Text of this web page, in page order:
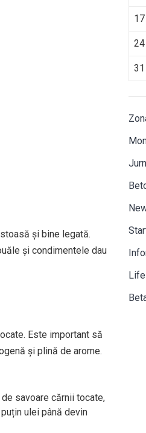
și bine legată.
și condimentele dau
Este important să
și plină de arome.
savoare cărnii tocate,
ulei până devin
17
24
31